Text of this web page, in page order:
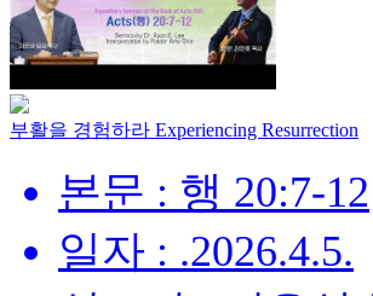
부활을 경험하라 Experiencing Resurrection
본문 : 행 20:7-12
일자 : .2026.4.5.